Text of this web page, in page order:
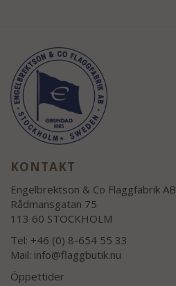
KONTAKT
Engelbrektson & Co Flaggfabrik AB
Rådmansgatan 75
113 60 STOCKHOLM
Tel: +46 (0) 8-654 55 33
Mail: info@flaggbutik.nu
Öppettider